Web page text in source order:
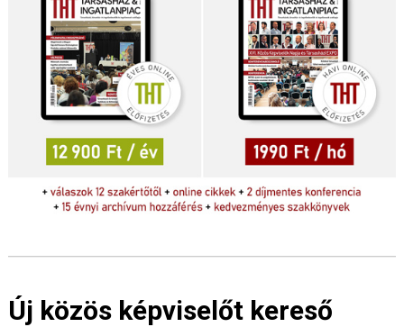
Új közös képviselőt kereső